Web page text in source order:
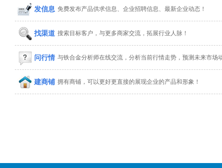
发信息 免费发布产品供求信息、企业招聘信息、最新企业动态！
找渠道 搜索目标客户，与更多商家交流，拓展行业人脉！
问行情 与铁合金分析师在线交流，分析当前行情走势，预测未来市场
建商铺 拥有商铺，可以更好更直接的展现企业的产品和形象！